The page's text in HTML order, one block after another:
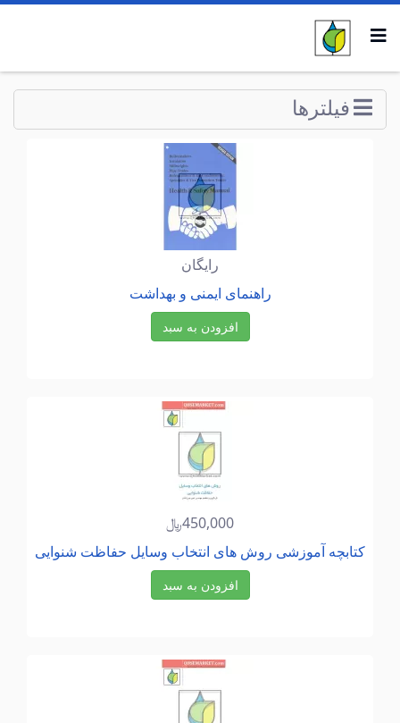
فيلترها
رایگان
راهنمای ایمنی و بهداشت
افزودن به سبد
450,000﷼
كتابچه آموزشی روش های انتخاب وسایل حفاظت شنوایی
افزودن به سبد